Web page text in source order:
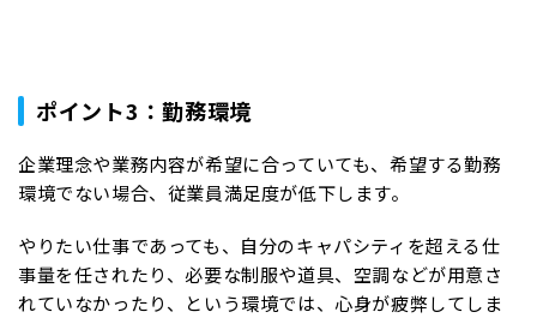
ポイント3：勤務環境
企業理念や業務内容が希望に合っていても、希望する勤務
環境でない場合、従業員満足度が低下します。
やりたい仕事であっても、自分のキャパシティを超える仕
事量を任されたり、必要な制服や道具、空調などが用意さ
れていなかったり、という環境では、心身が疲弊してしま